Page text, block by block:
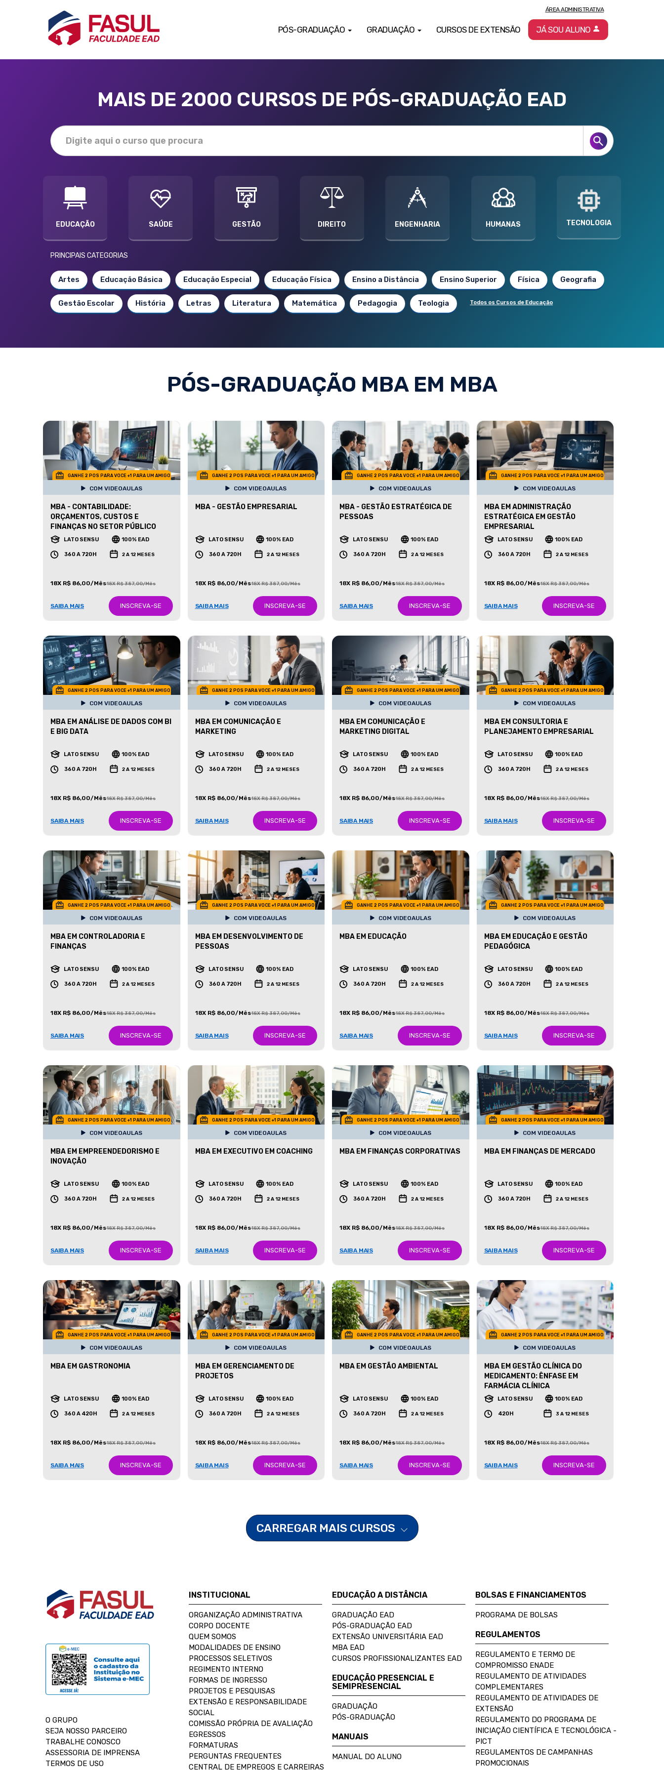
PÓS-GRADUAÇÃO GRADUAÇÃO CURSOS DE EXTENSÃO
ÁREA ADMINISTRATIVA
JÁ SOU ALUNO
MAIS DE 2000 CURSOS DE PÓS-GRADUAÇÃO EAD
EDUCAÇÃO SAÚDE GESTÃO DIREITO ENGENHARIA HUMANAS TECNOLOGIA
PRINCIPAIS CATEGORIAS
Artes Educação Básica Educação Especial Educação Física Ensino a Distância Ensino Superior Física Geografia
Gestão Escolar História Letras Literatura Matemática Pedagogia Teologia Todos os Cursos de Educação
PÓS-GRADUAÇÃO MBA EM MBA
GANHE 2 POS PARA VOCE +1 PARA UM AMIGO
COM VIDEOAULAS
MBA - CONTABILIDADE:
ORÇAMENTOS, CUSTOS E
FINANÇAS NO SETOR PÚBLICO
LATO SENSU 100% EAD
360 A 720H 2 A 12 MESES
18X R$ 86,00/Mês18X R$ 387,00/Mês
SAIBA MAIS INSCREVA-SE
GANHE 2 POS PARA VOCE +1 PARA UM AMIGO
COM VIDEOAULAS
MBA - GESTÃO EMPRESARIAL
LATO SENSU 100% EAD
360 A 720H 2 A 12 MESES
18X R$ 86,00/Mês18X R$ 387,00/Mês
SAIBA MAIS INSCREVA-SE
GANHE 2 POS PARA VOCE +1 PARA UM AMIGO
COM VIDEOAULAS
MBA - GESTÃO ESTRATÉGICA DE
PESSOAS
LATO SENSU 100% EAD
360 A 720H 2 A 12 MESES
18X R$ 86,00/Mês18X R$ 387,00/Mês
SAIBA MAIS INSCREVA-SE
GANHE 2 POS PARA VOCE +1 PARA UM AMIGO
COM VIDEOAULAS
MBA EM ADMINISTRAÇÃO
ESTRATÉGICA EM GESTÃO
EMPRESARIAL
LATO SENSU 100% EAD
360 A 720H 2 A 12 MESES
18X R$ 86,00/Mês18X R$ 387,00/Mês
SAIBA MAIS INSCREVA-SE
GANHE 2 POS PARA VOCE +1 PARA UM AMIGO
COM VIDEOAULAS
MBA EM ANÁLISE DE DADOS COM BI
E BIG DATA
LATO SENSU 100% EAD
360 A 720H 2 A 12 MESES
18X R$ 86,00/Mês18X R$ 387,00/Mês
SAIBA MAIS INSCREVA-SE
GANHE 2 POS PARA VOCE +1 PARA UM AMIGO
COM VIDEOAULAS
MBA EM COMUNICAÇÃO E
MARKETING
LATO SENSU 100% EAD
360 A 720H 2 A 12 MESES
18X R$ 86,00/Mês18X R$ 387,00/Mês
SAIBA MAIS INSCREVA-SE
GANHE 2 POS PARA VOCE +1 PARA UM AMIGO
COM VIDEOAULAS
MBA EM COMUNICAÇÃO E
MARKETING DIGITAL
LATO SENSU 100% EAD
360 A 720H 2 A 12 MESES
18X R$ 86,00/Mês18X R$ 387,00/Mês
SAIBA MAIS INSCREVA-SE
GANHE 2 POS PARA VOCE +1 PARA UM AMIGO
COM VIDEOAULAS
MBA EM CONSULTORIA E
PLANEJAMENTO EMPRESARIAL
LATO SENSU 100% EAD
360 A 720H 2 A 12 MESES
18X R$ 86,00/Mês18X R$ 387,00/Mês
SAIBA MAIS INSCREVA-SE
GANHE 2 POS PARA VOCE +1 PARA UM AMIGO
COM VIDEOAULAS
MBA EM CONTROLADORIA E
FINANÇAS
LATO SENSU 100% EAD
360 A 720H 2 A 12 MESES
18X R$ 86,00/Mês18X R$ 387,00/Mês
SAIBA MAIS INSCREVA-SE
GANHE 2 POS PARA VOCE +1 PARA UM AMIGO
COM VIDEOAULAS
MBA EM DESENVOLVIMENTO DE
PESSOAS
LATO SENSU 100% EAD
360 A 720H 2 A 12 MESES
18X R$ 86,00/Mês18X R$ 387,00/Mês
SAIBA MAIS INSCREVA-SE
GANHE 2 POS PARA VOCE +1 PARA UM AMIGO
COM VIDEOAULAS
MBA EM EDUCAÇÃO
LATO SENSU 100% EAD
360 A 720H 2 A 12 MESES
18X R$ 86,00/Mês18X R$ 387,00/Mês
SAIBA MAIS INSCREVA-SE
GANHE 2 POS PARA VOCE +1 PARA UM AMIGO
COM VIDEOAULAS
MBA EM EDUCAÇÃO E GESTÃO
PEDAGÓGICA
LATO SENSU 100% EAD
360 A 720H 2 A 12 MESES
18X R$ 86,00/Mês18X R$ 387,00/Mês
SAIBA MAIS INSCREVA-SE
GANHE 2 POS PARA VOCE +1 PARA UM AMIGO
COM VIDEOAULAS
MBA EM EMPREENDEDORISMO E
INOVAÇÃO
LATO SENSU 100% EAD
360 A 720H 2 A 12 MESES
18X R$ 86,00/Mês18X R$ 387,00/Mês
SAIBA MAIS INSCREVA-SE
GANHE 2 POS PARA VOCE +1 PARA UM AMIGO
COM VIDEOAULAS
MBA EM EXECUTIVO EM COACHING
LATO SENSU 100% EAD
360 A 720H 2 A 12 MESES
18X R$ 86,00/Mês18X R$ 387,00/Mês
SAIBA MAIS INSCREVA-SE
GANHE 2 POS PARA VOCE +1 PARA UM AMIGO
COM VIDEOAULAS
MBA EM FINANÇAS CORPORATIVAS
LATO SENSU 100% EAD
360 A 720H 2 A 12 MESES
18X R$ 86,00/Mês18X R$ 387,00/Mês
SAIBA MAIS INSCREVA-SE
GANHE 2 POS PARA VOCE +1 PARA UM AMIGO
COM VIDEOAULAS
MBA EM FINANÇAS DE MERCADO
LATO SENSU 100% EAD
360 A 720H 2 A 12 MESES
18X R$ 86,00/Mês18X R$ 387,00/Mês
SAIBA MAIS INSCREVA-SE
GANHE 2 POS PARA VOCE +1 PARA UM AMIGO
COM VIDEOAULAS
MBA EM GASTRONOMIA
LATO SENSU 100% EAD
360 A 420H 2 A 12 MESES
18X R$ 86,00/Mês18X R$ 387,00/Mês
SAIBA MAIS INSCREVA-SE
GANHE 2 POS PARA VOCE +1 PARA UM AMIGO
COM VIDEOAULAS
MBA EM GERENCIAMENTO DE
PROJETOS
LATO SENSU 100% EAD
360 A 720H 2 A 12 MESES
18X R$ 86,00/Mês18X R$ 387,00/Mês
SAIBA MAIS INSCREVA-SE
GANHE 2 POS PARA VOCE +1 PARA UM AMIGO
COM VIDEOAULAS
MBA EM GESTÃO AMBIENTAL
LATO SENSU 100% EAD
360 A 720H 2 A 12 MESES
18X R$ 86,00/Mês18X R$ 387,00/Mês
SAIBA MAIS INSCREVA-SE
GANHE 2 POS PARA VOCE +1 PARA UM AMIGO
COM VIDEOAULAS
MBA EM GESTÃO CLÍNICA DO
MEDICAMENTO: ÊNFASE EM
FARMÁCIA CLÍNICA
LATO SENSU 100% EAD
420H 3 A 12 MESES
18X R$ 86,00/Mês18X R$ 387,00/Mês
SAIBA MAIS INSCREVA-SE
CARREGAR MAIS CURSOS
O GRUPO
SEJA NOSSO PARCEIRO
TRABALHE CONOSCO
ASSESSORIA DE IMPRENSA
TERMOS DE USO
INSTITUCIONAL
ORGANIZAÇÃO ADMINISTRATIVA
CORPO DOCENTE
QUEM SOMOS
MODALIDADES DE ENSINO
PROCESSOS SELETIVOS
REGIMENTO INTERNO
FORMAS DE INGRESSO
PROJETOS E PESQUISAS
EXTENSÃO E RESPONSABILIDADE
SOCIAL
COMISSÃO PRÓPRIA DE AVALIAÇÃO
EGRESSOS
FORMATURAS
PERGUNTAS FREQUENTES
CENTRAL DE EMPREGOS E CARREIRAS
EDUCAÇÃO A DISTÂNCIA
GRADUAÇÃO EAD
PÓS-GRADUAÇÃO EAD
EXTENSÃO UNIVERSITÁRIA EAD
MBA EAD
CURSOS PROFISSIONALIZANTES EAD
EDUCAÇÃO PRESENCIAL E
SEMIPRESENCIAL
GRADUAÇÃO
PÓS-GRADUAÇÃO
MANUAIS
MANUAL DO ALUNO
BOLSAS E FINANCIAMENTOS
PROGRAMA DE BOLSAS
REGULAMENTOS
REGULAMENTO E TERMO DE
COMPROMISSO ENADE
REGULAMENTO DE ATIVIDADES
COMPLEMENTARES
REGULAMENTO DE ATIVIDADES DE
EXTENSÃO
REGULAMENTO DO PROGRAMA DE
INICIAÇÃO CIENTÍFICA E TECNOLÓGICA -
PICT
REGULAMENTOS DE CAMPANHAS
PROMOCIONAIS